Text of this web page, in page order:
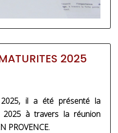
2025
il a été présenté la
2025 à travers la réunion
PROVENCE.